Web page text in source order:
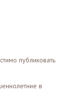
публиковать
в